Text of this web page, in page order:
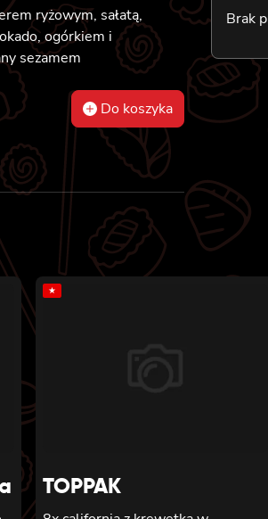
ryżowym, sałatą,
ogórkiem i
sezamem
Do koszyka
Brak
★
TOPPAK